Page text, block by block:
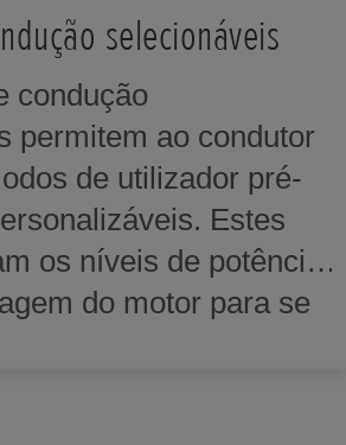
de rotações de
um binário
Também
de sistemas de
condutor, tais como
selecionáveis,
Selecionável
atenuação de
de potência
do motor.
selecionáveis
condução
permitem ao condutor
de utilizador pré-
Estes
os níveis de potência,
do motor para se
preferências do
condições de